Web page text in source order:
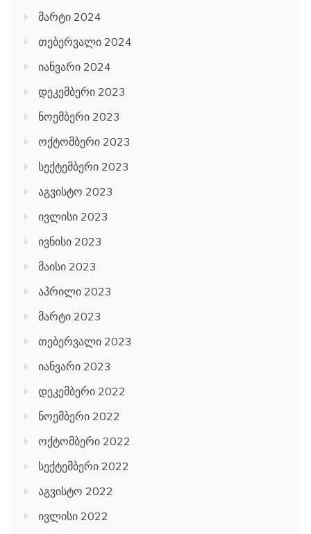
მარტი 2024
თებერვალი 2024
იანვარი 2024
დეკემბერი 2023
ნოემბერი 2023
ოქტომბერი 2023
სექტემბერი 2023
აგვისტო 2023
ივლისი 2023
ივნისი 2023
მაისი 2023
აპრილი 2023
მარტი 2023
თებერვალი 2023
იანვარი 2023
დეკემბერი 2022
ნოემბერი 2022
ოქტომბერი 2022
სექტემბერი 2022
აგვისტო 2022
ივლისი 2022